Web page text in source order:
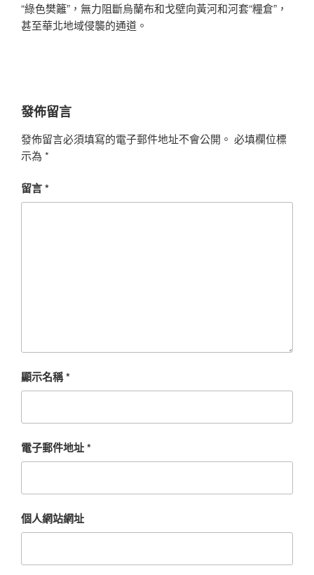
“綠色樊籬”，無力阻斷烏蘭布和戈壁向黃河和河套“糧倉”，
甚至華北地域侵襲的通道。
發佈留言
發佈留言必須填寫的電子郵件地址不會公開。 必填欄位標
示為 *
留言*
顯示名稱*
電子郵件地址*
個人網站網址